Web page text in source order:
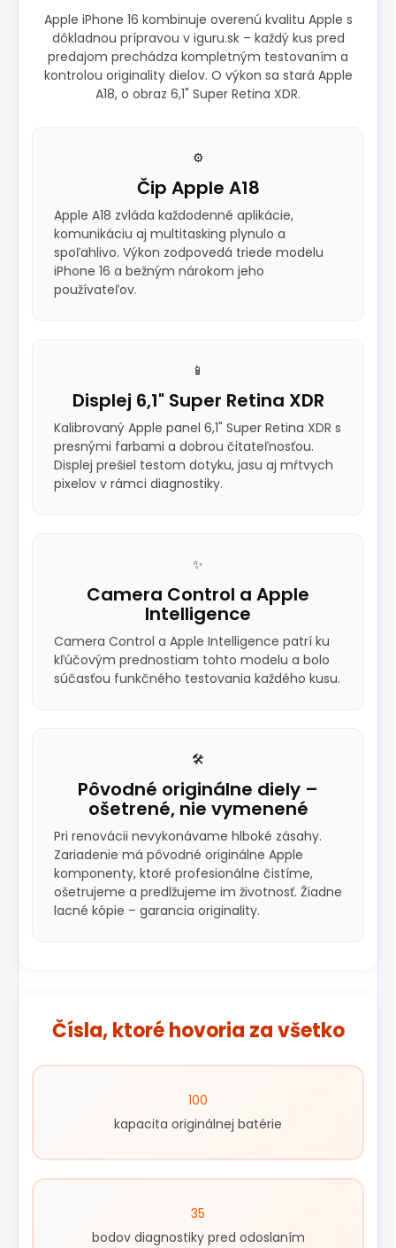
Apple iPhone 16 kombinuje overenú kvalitu Apple s
dôkladnou prípravou v iguru.sk – každý kus pred
predajom prechádza kompletným testovaním a
kontrolou originality dielov. O výkon sa stará Apple
A18, o obraz 6,1" Super Retina XDR.
⚙️
Čip Apple A18
Apple A18 zvláda každodenné aplikácie,
komunikáciu aj multitasking plynulo a
spoľahlivo. Výkon zodpovedá triede modelu
iPhone 16 a bežným nárokom jeho
používateľov.
📱
Displej 6,1" Super Retina XDR
Kalibrovaný Apple panel 6,1" Super Retina XDR s
presnými farbami a dobrou čitateľnosťou.
Displej prešiel testom dotyku, jasu aj mŕtvych
pixelov v rámci diagnostiky.
✨
Camera Control a Apple
Intelligence
Camera Control a Apple Intelligence patrí ku
kľúčovým prednostiam tohto modelu a bolo
súčasťou funkčného testovania každého kusu.
🛠️
Pôvodné originálne diely –
ošetrené, nie vymenené
Pri renovácii nevykonávame hlboké zásahy.
Zariadenie má pôvodné originálne Apple
komponenty, ktoré profesionálne čistíme,
ošetrujeme a predlžujeme im životnosť. Žiadne
lacné kópie – garancia originality.
Čísla, ktoré hovoria za všetko
100
kapacita originálnej batérie
35
bodov diagnostiky pred odoslaním